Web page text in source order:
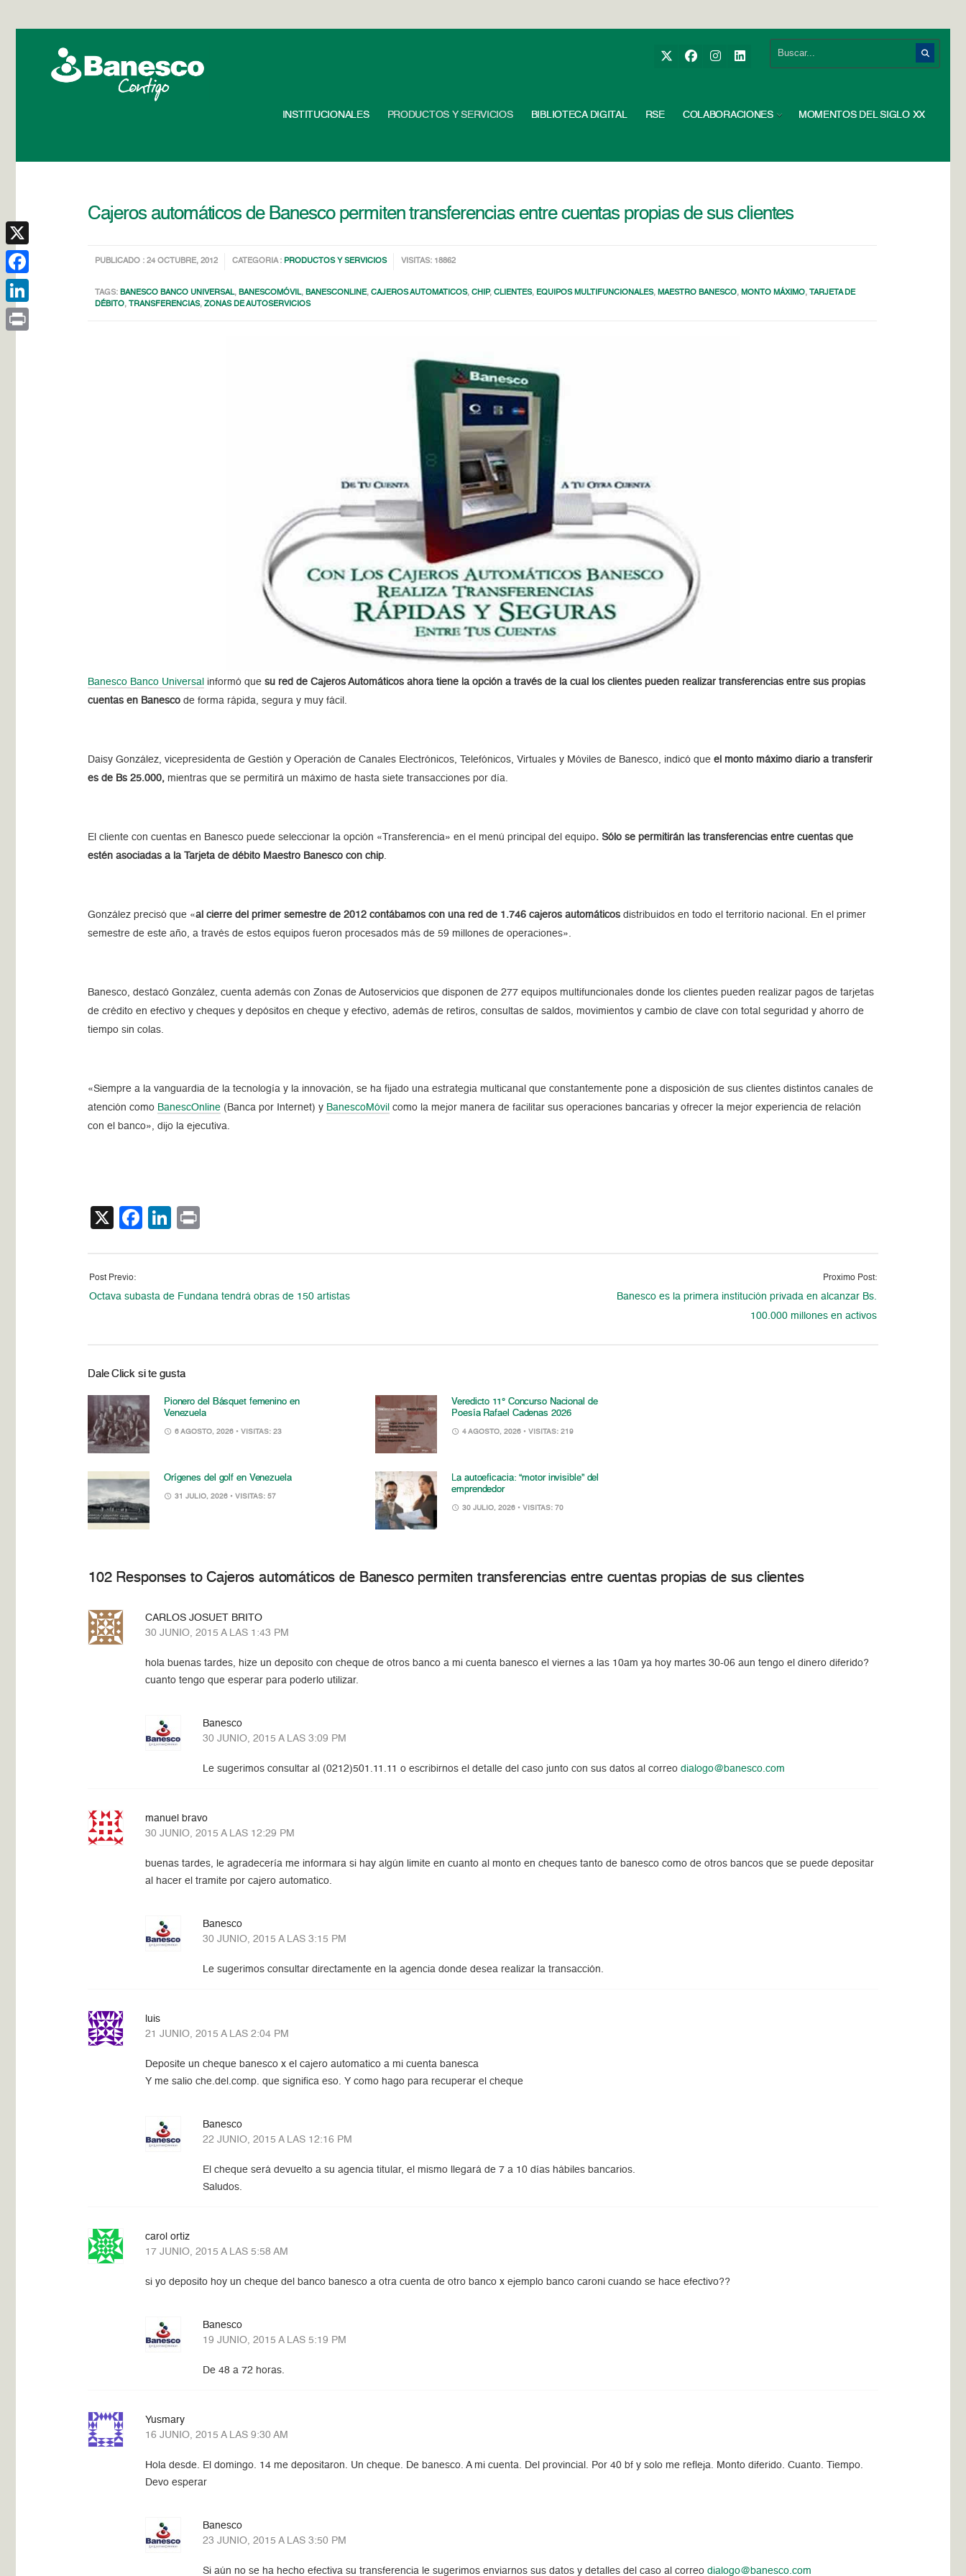
INSTITUCIONALES PRODUCTOS Y SERVICIOS BIBLIOTECA DIGITAL RSE COLABORACIONES MOMENTOS DEL SIGLO XX
Cajeros automáticos de Banesco permiten transferencias entre cuentas propias de sus clientes
PUBLICADO : 24 OCTUBRE, 2012 CATEGORIA : PRODUCTOS Y SERVICIOS VISITAS: 18862
TAGS: BANESCO BANCO UNIVERSAL, BANESCOMÓVIL, BANESCONLINE,CAJEROS AUTOMATICOS,CHIP,CLIENTES, EQUIPOS MULTIFUNCIONALES, MAESTRO BANESCO, MONTO MÁXIMO,
TARJETA DE
DÉBITO, TRANSFERENCIAS,ZONAS DE AUTOSERVICIOS
Banesco Banco Universal informó que su red de Cajeros Automáticos ahora tiene la opción a través de la cual los clientes pueden realizar transferencias entre sus propias
cuentas en Banesco de forma rápida, segura y muy fácil.
Daisy González, vicepresidenta de Gestión y Operación de Canales Electrónicos, Telefónicos, Virtuales y Móviles de Banesco, indicó queel monto máximo diario a transferir
es de Bs 25.000, mientras que se permitirá un máximo de hasta siete transacciones por día.
El cliente con cuentas en Banesco puede seleccionar la opción «Transferencia» en el menú principal del equipo. Sólo se permitirán las transferencias entre cuentas que
estén asociadas a la Tarjeta de débito Maestro Banesco con chip
González precisó que «al cierre del primer semestre de 2012 contábamos con una red de 1.746 cajeros automáticos distribuidos en todo el territorio nacional. En el primer
semestre de este año, a través de estos equipos fueron procesados más de 59 millones de operaciones».
Banesco, destacó González, cuenta además con Zonas de Autoservicios que disponen de 277 equipos multifuncionales donde los clientes pueden realizar pagos de tarjetas
de crédito en efectivo y cheques y depósitos en cheque y efectivo, además de retiros, consultas de saldos, movimientos y cambio de clave con total seguridad y ahorro de
tiempo sin colas.
«Siempre a la vanguardia de la tecnología y la innovación, se ha fijado una estrategia multicanal que constantemente pone a disposición de sus clientes distintos canales de
atención como BanescOnline (Banca por Internet) y BanescoMóvil como la mejor manera de facilitar sus operaciones bancarias y ofrecer la mejor experiencia de relación
con el banco», dijo la ejecutiva.
X Facebook
LinkedIn
Post Previo:
Octava subasta de Fundana tendrá obras de 150 artistas
Proximo Post:
Banesco es la primera institución privada en alcanzar Bs.
100.000 millones en activos
Dale Click si te gusta
Pionero del Básquet femenino en
Venezuela
6 AGOSTO, 2026 • VISITAS: 23
Veredicto 11° Concurso Nacional de
Poesía Rafael Cadenas 2026
4 AGOSTO, 2026 • VISITAS: 219
Orígenes del golf en Venezuela
31 JULIO, 2026 • VISITAS: 57
La autoeficacia: “motor invisible” del
emprendedor
30 JULIO, 2026 • VISITAS: 70
102 Responses to Cajeros automáticos de Banesco permiten transferencias entre cuentas propias de sus clientes
CARLOS JOSUET BRITO
30 JUNIO, 2015 A LAS 1:43 PM
hola buenas tardes, hize un deposito con cheque de otros banco a mi cuenta banesco el viernes a las 10am ya hoy martes 30-06 aun tengo el dinero diferido?
cuanto tengo que esperar para poderlo utilizar.
Banesco
30 JUNIO, 2015 A LAS 3:09 PM
Le sugerimos consultar al (0212)501.11.11 o escribirnos el detalle del caso junto con sus datos al correodialogo@banesco.com
manuel bravo
30 JUNIO, 2015 A LAS 12:29 PM
buenas tardes, le agradecería me informara si hay algún limite en cuanto al monto en cheques tanto de banesco como de otros bancos que se puede depositar
al hacer el tramite por cajero automatico.
Banesco
30 JUNIO, 2015 A LAS 3:15 PM
Le sugerimos consultar directamente en la agencia donde desea realizar la transacción.
luis
21 JUNIO, 2015 A LAS 2:04 PM
Deposite un cheque banesco x el cajero automatico a mi cuenta banesca
Y me salio che.del.comp. que significa eso. Y como hago para recuperar el cheque
Banesco
22 JUNIO, 2015 A LAS 12:16 PM
El cheque será devuelto a su agencia titular, el mismo llegará de 7 a 10 días hábiles bancarios.
Saludos.
carol ortiz
17 JUNIO, 2015 A LAS 5:58 AM
si yo deposito hoy un cheque del banco banesco a otra cuenta de otro banco x ejemplo banco caroni cuando se hace efectivo??
Banesco
19 JUNIO, 2015 A LAS 5:19 PM
De 48 a 72 horas.
Yusmary
16 JUNIO, 2015 A LAS 9:30 AM
Hola desde. El domingo. 14 me depositaron. Un cheque. De banesco. A mi cuenta. Del provincial. Por 40 bf y solo me refleja. Monto diferido. Cuanto. Tiempo.
Devo esperar
Banesco
23 JUNIO, 2015 A LAS 3:50 PM
Si aún no se ha hecho efectiva su transferencia le sugerimos enviarnos sus datos y detalles del caso al correodialogo@banesco.com
X
Facebook
LinkedIn